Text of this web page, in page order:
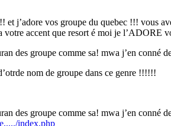
et j’adore vos groupe du quebec !!! vous
votre accent que resort é moi je l’ADORE
des groupe comme sa! mwa j’en conné
nom de groupe dans ce genre !!!!!!
des groupe comme sa! mwa j’en conné
index.php